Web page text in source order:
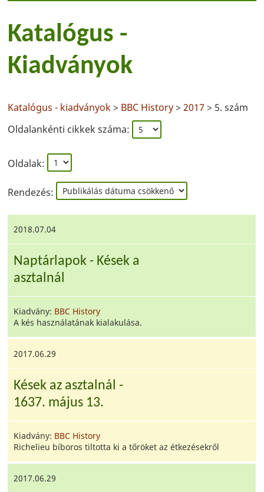
Katalógus -
Kiadványok
Katalógus - kiadványok> BBC History>2017 > 5. szám
Oldalankénti cikkek száma:
Oldalak:
Rendezés:
2018.07.04
Naptárlapok - Kések a
asztalnál
Kiadvány: BBC History
A kés használatának kialakulása.
2017.06.29
Kések az asztalnál -
1637. május 13.
Kiadvány: BBC History
Richelieu bíboros tiltotta ki a tőröket az étkezésekről
2017.06.29